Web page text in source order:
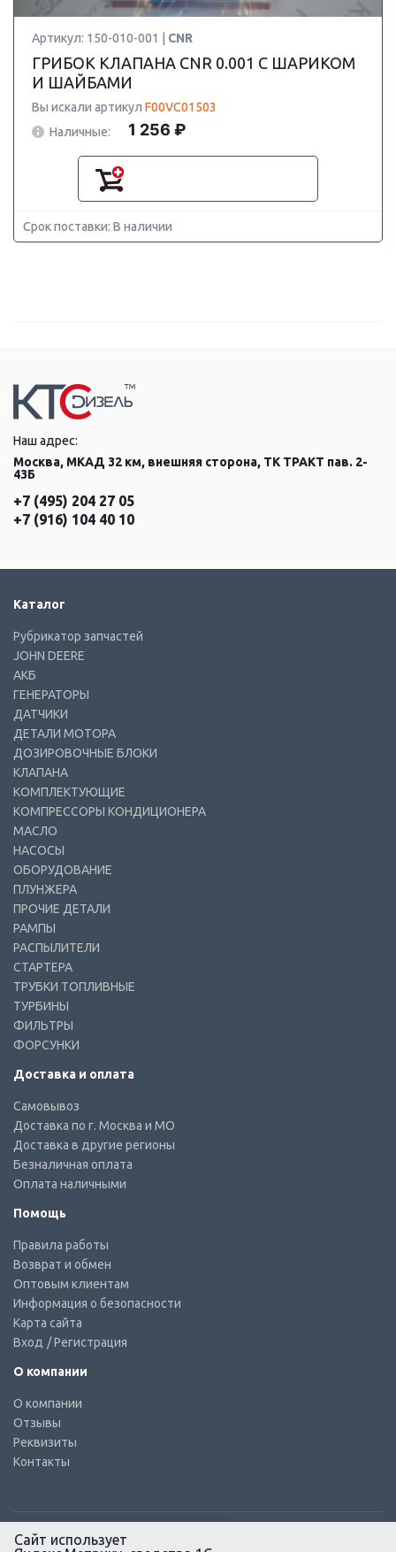
Артикул: 150-010-001 | CNR
ГРИБОК КЛАПАНА CNR 0.001 С ШАРИКОМ
И ШАЙБАМИ
Вы искали артикул F00VC01503
Наличные:
1 256 ₽
Срок поставки: В наличии
Наш адрес:
Москва, МКАД 32 км, внешняя сторона, ТК ТРАКТ пав. 2-
43Б
+7 (495) 204 27 05
+7 (916) 104 40 10
Каталог
Рубрикатор запчастей
JOHN DEERE
АКБ
ГЕНЕРАТОРЫ
ДАТЧИКИ
ДЕТАЛИ МОТОРА
ДОЗИРОВОЧНЫЕ БЛОКИ
КЛАПАНА
КОМПЛЕКТУЮЩИЕ
КОМПРЕССОРЫ КОНДИЦИОНЕРА
МАСЛО
НАСОСЫ
ОБОРУДОВАНИЕ
ПЛУНЖЕРА
ПРОЧИЕ ДЕТАЛИ
РАМПЫ
РАСПЫЛИТЕЛИ
СТАРТЕРА
ТРУБКИ ТОПЛИВНЫЕ
ТУРБИНЫ
ФИЛЬТРЫ
ФОРСУНКИ
Доставка и оплата
Самовывоз
Доставка по г. Москва и МО
Доставка в другие регионы
Безналичная оплата
Оплата наличными
Помощь
Правила работы
Возврат и обмен
Оптовым клиентам
Информация о безопасности
Карта сайта
Вход / Регистрация
О компании
О компании
Отзывы
Реквизиты
Контакты
Сайт использует